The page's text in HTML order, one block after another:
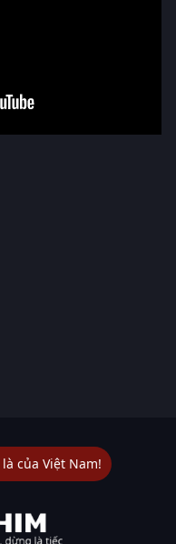
của Việt Nam!